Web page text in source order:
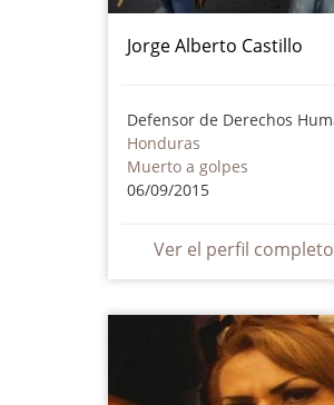
Jorge Alberto Castillo
Honduras
Muerto a golpes
06/09/2015
Ver el perfil completo